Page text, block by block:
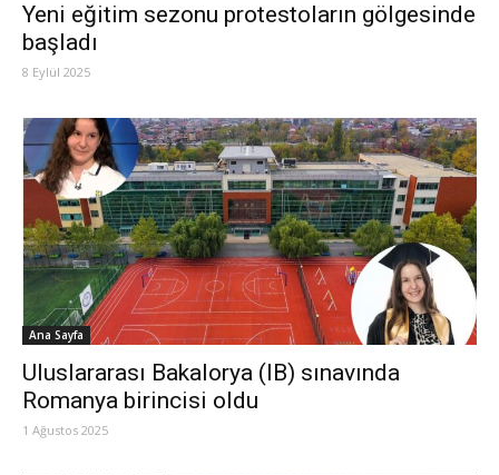
Yeni eğitim sezonu protestoların gölgesinde
başladı
8 Eylül 2025
Ana Sayfa
Uluslararası Bakalorya (IB) sınavında
Romanya birincisi oldu
1 Ağustos 2025